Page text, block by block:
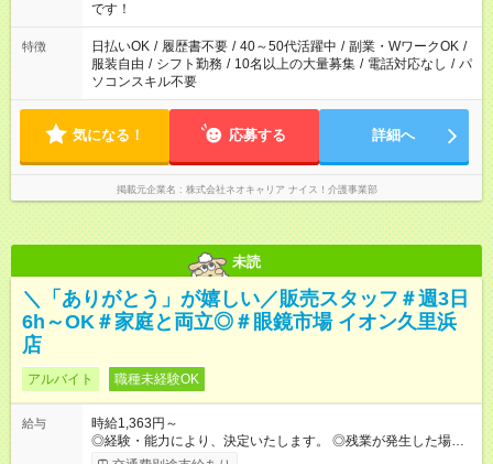
です！
特徴 日払いOK / 履歴書不要 / 40～50代活躍中 / 副業・WワークOK /
服装自由 / シフト勤務 / 10名以上の大量募集 / 電話対応なし / パ
ソコンスキル不要
気になる！ 応募する 詳細へ
掲載元企業名 株式会社ネオキャリア ナイス！介護事業部
未読
＼「ありがとう」が嬉しい／販売スタッフ＃週3日
6h～OK＃家庭と両立◎＃眼鏡市場 イオン久里浜
店
アルバイト 職種未経験OK
給与
時給1,363円～
◎経験・能力により、決定いたします。 ◎残業が発生した場合
は、1分単位で時間外手当を支給します。 【試用期間】試用期間